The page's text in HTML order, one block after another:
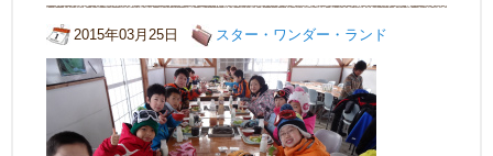
2015年03月25日 スター・ワンダー・ランド